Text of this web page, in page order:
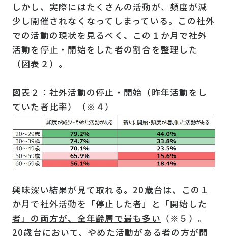
しかし、実際にはたくさんの活動が、頻度が減
少し開催されなくなってしまっている。この社外
での活動の現状を見るべく、この１か月で社外
活動を停止・開始をした者の割合を整理した
（図表２）。
図表２：社外活動の停止・開始（昨年活動をし
ていた者比率）（※４）
興味深い結果が見て取れる。 20歳台は、この１
か月で社外活動を「停止した者」と「開始した
者」の両方が、全年齢層で最も多い （※５）。
20歳台において、やめた活動がある者の方が開